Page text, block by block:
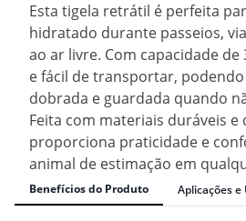
Esta tigela retrátil é perfeita
hidratado durante passeios,
ao ar livre. Com capacidade de
e fácil de transportar,
dobrada e guardada quando
Feita com materiais duráveis e
proporciona praticidade e
animal de estimação em
Benefícios do Produto Aplicações e